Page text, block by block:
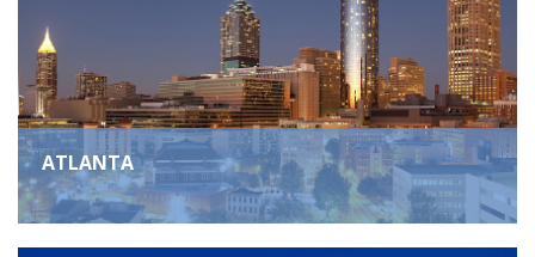
ATLANTA